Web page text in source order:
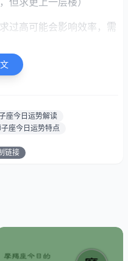
高可能会影响效率，需
，财务状况良好，四颗
范）
座今日运势解读
座今日运势特点
链接